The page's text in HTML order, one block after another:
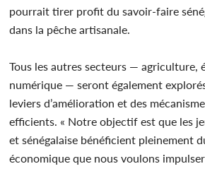
pourrait tirer profit du savoir-faire
dans la pêche artisanale.
Tous les autres secteurs — agriculture,
numérique — seront également
leviers d’amélioration et des
efficients. « Notre objectif est que les
et sénégalaise bénéficient pleinement
économique que nous voulons